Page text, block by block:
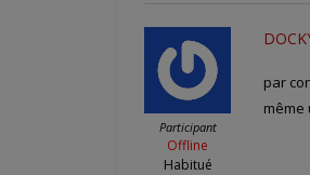
Participant
Offline
Habitué
par
même